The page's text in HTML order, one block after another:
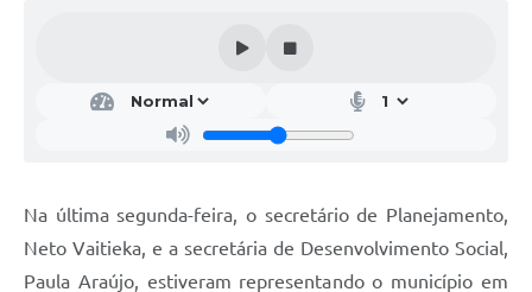
Na última segunda-feira, o secretário de Planejamento,
Neto Vaitieka, e a secretária de Desenvolvimento Social,
Paula Araújo, estiveram representando o município em